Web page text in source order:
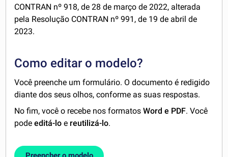
CONTRAN nº 918, de 28 de março de 2022, alterada
pela Resolução CONTRAN nº 991, de 19 de abril de
2023.
Como editar o modelo?
Você preenche um formulário. O documento é redigido
diante dos seus olhos, conforme as suas respostas.
No fim, você o recebe nos formatosWord e PDF. Você
podeeditá-lo e reutilizá-lo.